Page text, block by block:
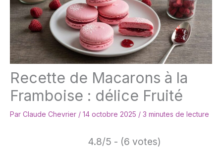
Recette de Macarons à la
Framboise : délice Fruité
Par Claude Chevrier / 14 octobre 2025 / 3 minutes de lecture
4.8/5 - (6 votes)